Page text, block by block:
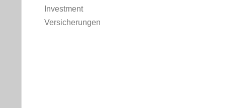
Investment
Versicherungen